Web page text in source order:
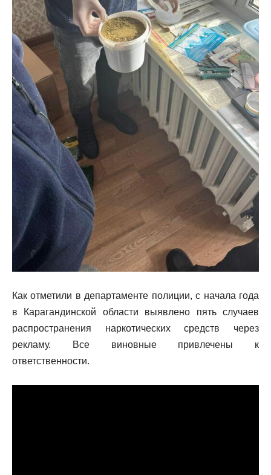
Как отметили в департаменте полиции, с начала года
в Карагандинской области выявлено пять случаев
распространения наркотических средств через
рекламу. Все виновные привлечены к
ответственности.